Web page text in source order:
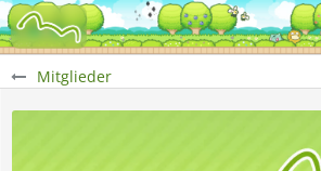
Mitglieder